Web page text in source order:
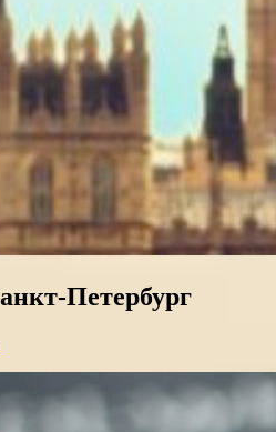
Петербург